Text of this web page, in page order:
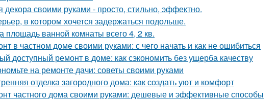
декора своими руками - просто, стильно, эффектно.
в котором хочется задержаться подольше.
площадь ванной комнаты всего 4, 2 кв.
в частном доме своими руками: с чего начать и как не ошибиться
доступный ремонт в доме: как сэкономить без ущерба качеству
на ремонте дачи: советы своими руками
отделка загородного дома: как создать уют и комфорт
частного дома своими руками: дешевые и эффективные способы